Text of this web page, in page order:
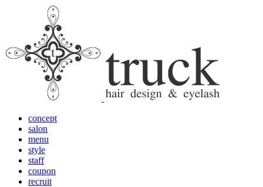
concept
salon
menu
style
staff
coupon
recruit